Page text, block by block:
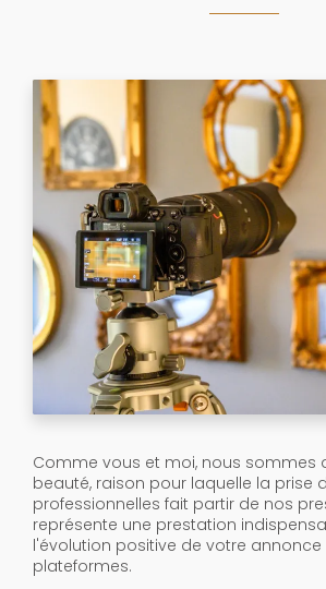
Comme vous et moi, nous sommes
beauté, raison pour laquelle la prise
professionnelles fait partir de nos
représente une prestation
l'évolution positive de votre annonce
plateformes.